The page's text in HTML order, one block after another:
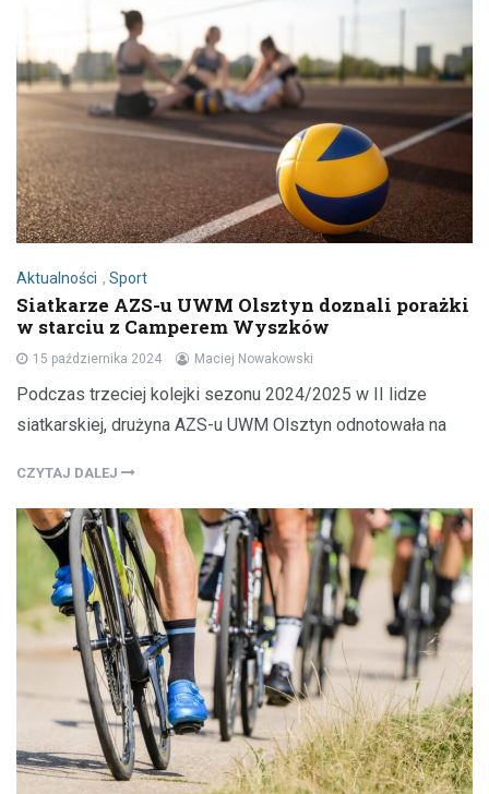
Aktualności , Sport
Siatkarze AZS-u UWM Olsztyn doznali porażki
w starciu z Camperem Wyszków
15 października 2024 Maciej Nowakowski
Podczas trzeciej kolejki sezonu 2024/2025 w II lidze
siatkarskiej, drużyna AZS-u UWM Olsztyn odnotowała na
CZYTAJ DALEJ